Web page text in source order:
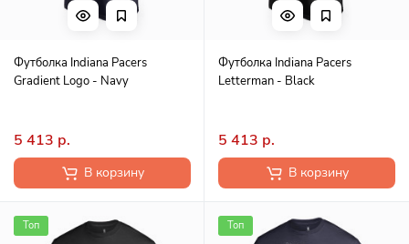
Футболка Indiana Pacers
Gradient Logo - Navy
5 413 р.
В корзину
Футболка Indiana Pacers
Letterman - Black
5 413 р.
В корзину
Топ Топ